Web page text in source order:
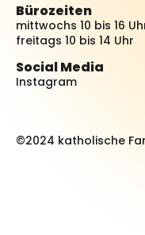
Bürozeiten
mittwochs 10 bis 16
freitags 10 bis 14 Uhr
Social Media
Instagram
©2024 katholische